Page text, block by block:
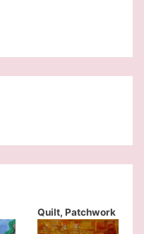
Quilt, Patchwork